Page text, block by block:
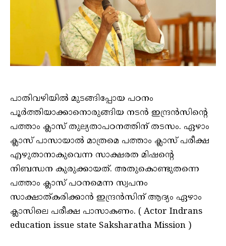
പാതിവഴിയില്‍ മുടങ്ങിപ്പോയ പഠനം
പൂര്‍ത്തിയാക്കാനൊരുങ്ങിയ നടന്‍ ഇന്ദ്രന്‍സിന്റെ
പത്താം ക്ലാസ് തുല്യതാപഠനത്തിന് തടസം. ഏഴാം
ക്ലാസ് പാസായാല്‍ മാത്രമെ പത്താം ക്ലാസ് പരീക്ഷ
എഴുതാനാകുവെന്ന സാക്ഷരത മിഷന്റെ
നിബന്ധന കുരുക്കായത്. അതുകൊണ്ടുതന്നെ
പത്താം ക്ലാസ് പഠനമെന്ന സ്വപനം
സാക്ഷാത്കരിക്കാന്‍ ഇന്ദ്രന്‍സിന് ആദ്യം ഏഴാം
ക്ലാസിലെ പരീക്ഷ പാസാകണം. ( Actor Indrans
education issue state Saksharatha Mission )